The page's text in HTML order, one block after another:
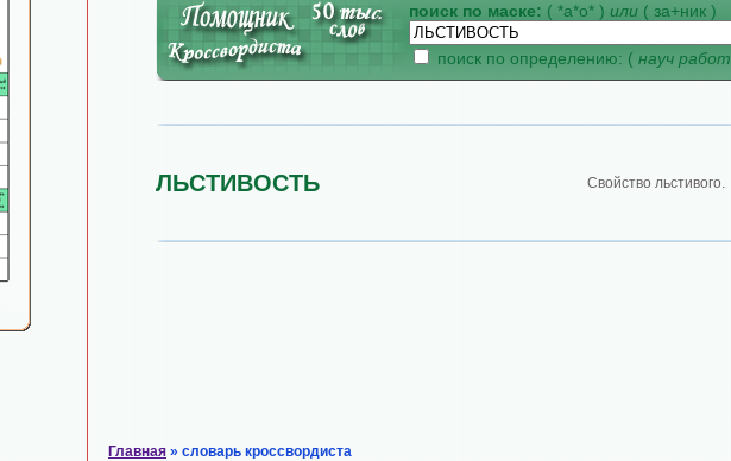
поиск по маске: ( *а*о* ) или ( за+ник )
поиск по определению: ( науч работ
ЛЬСТИВОСТЬ Свойство льстивого.
Главная » словарь кроссвордиста